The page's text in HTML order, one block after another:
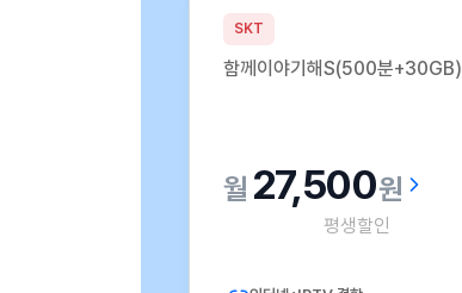
SKT
함께이야기해S(500분+30GB)
27,500원
평생할인